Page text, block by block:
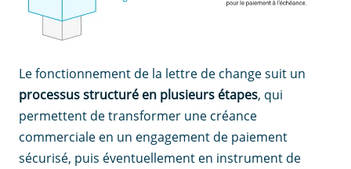
Le fonctionnement de la lettre de change suit un
processus structuré en plusieurs étapes, qui
permettent de transformer une créance
commerciale en un engagement de paiement
sécurisé, puis éventuellement en instrument de